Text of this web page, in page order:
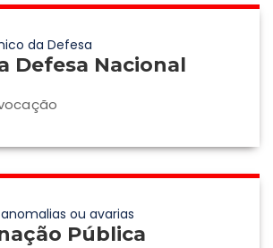
da Defesa
Defesa Nacional
ou avarias
Pública